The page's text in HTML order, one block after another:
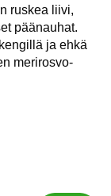
ruskea liivi,
päänauhat.
ja ehkä
merirosvo-